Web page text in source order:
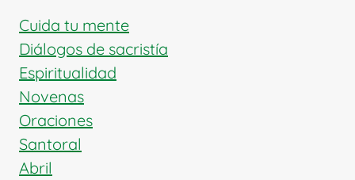
Y
LA
MISERICORDIA
Cuida tu mente
Diálogos de sacristía
Espiritualidad
Novenas
Oraciones
Santoral
Abril